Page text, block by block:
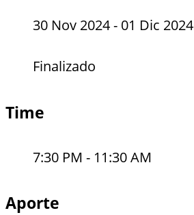
30 Nov 2024- 01 Dic 2024
Finalizado
Time
7:30 PM - 11:30 AM
Aporte